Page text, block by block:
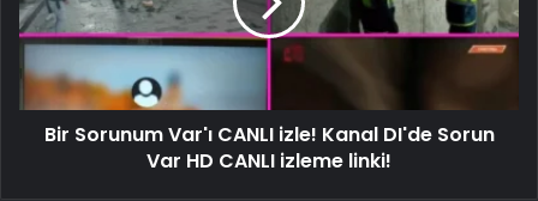
Bir Sorunum Var'ı CANLI izle! Kanal DI'de Sorun
Var HD CANLI izleme linki!